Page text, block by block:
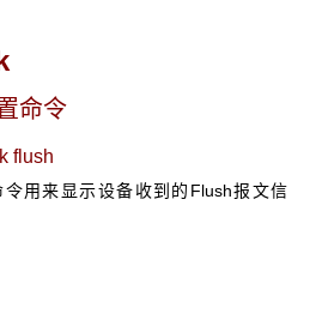
命令
flush
令用来显示设备收到的Flush报文信